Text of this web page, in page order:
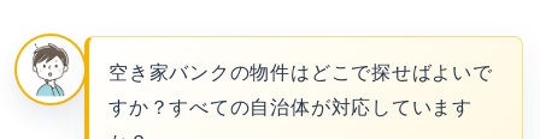
空き家バンクの物件はどこで探せばよいで
すか？すべての自治体が対応しています